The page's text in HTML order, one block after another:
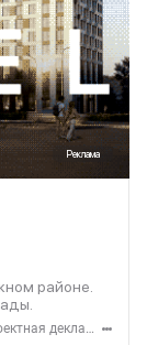
Реклама
районе.
Застройщик — ООО СЗ "Тимирязевский парк". Проектная декларация — наш.дом.рф. Акция до 31.08.2026. Не оферта. Подробности — level.ru